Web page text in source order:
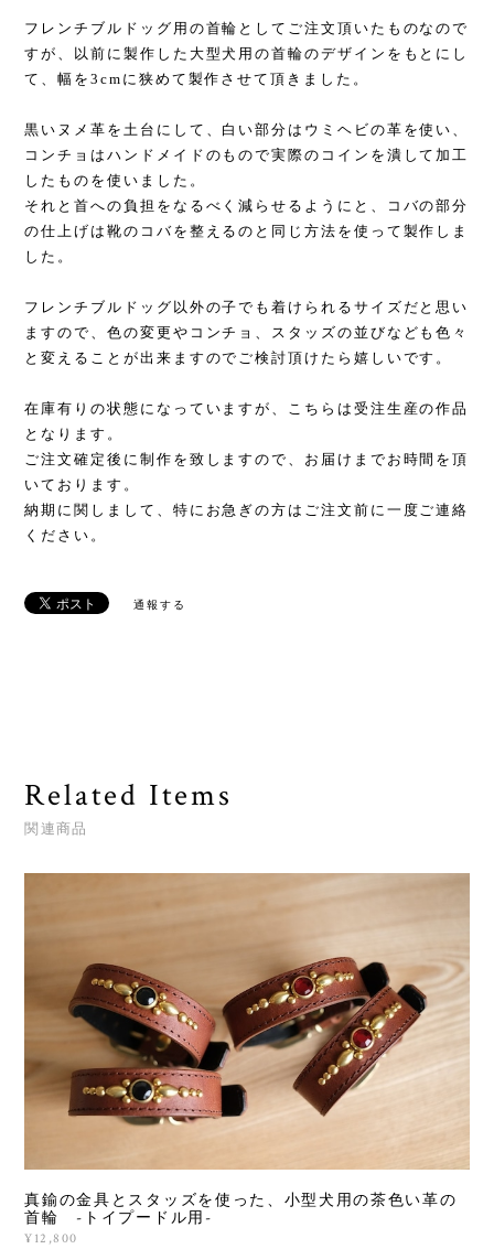
フレンチブルドッグ用の首輪としてご注文頂いたものなので
すが、以前に製作した大型犬用の首輪のデザインをもとにし
て、幅を3cmに狭めて製作させて頂きました。
黒いヌメ革を土台にして、白い部分はウミヘビの革を使い、
コンチョはハンドメイドのもので実際のコインを潰して加工
したものを使いました。
それと首への負担をなるべく減らせるようにと、コバの部分
の仕上げは靴のコバを整えるのと同じ方法を使って製作しま
した。
フレンチブルドッグ以外の子でも着けられるサイズだと思い
ますので、色の変更やコンチョ、スタッズの並びなども色々
と変えることが出来ますのでご検討頂けたら嬉しいです。
在庫有りの状態になっていますが、こちらは受注生産の作品
となります。
ご注文確定後に制作を致しますので、お届けまでお時間を頂
いております。
納期に関しまして、特にお急ぎの方はご注文前に一度ご連絡
ください。
通報する
Related Items
関連商品
真鍮の金具とスタッズを使った、小型犬用の茶色い革の
首輪 -トイプードル用-
¥12,800